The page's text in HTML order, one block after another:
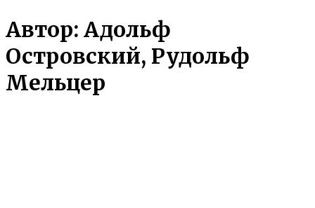
Автор: Адольф
Островский, Рудольф
Мельцер